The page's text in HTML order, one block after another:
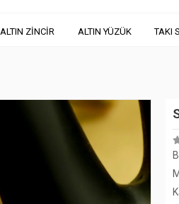
ALTIN ZİNCİR ALTIN YÜZÜK TAKI